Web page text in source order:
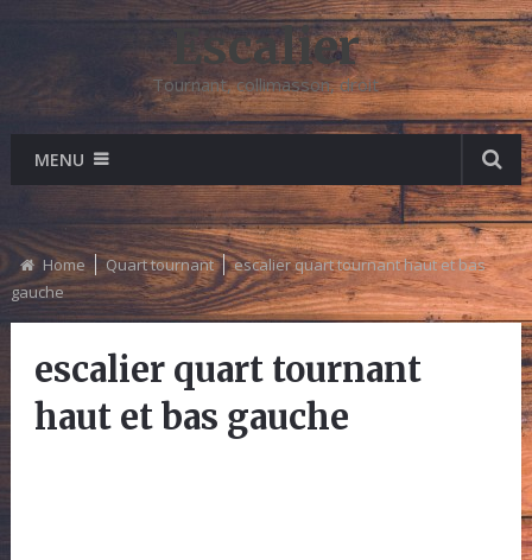
Escalier
Tournant, collimasson, droit
MENU
Home Quart tournant
escalier quart tournant haut et bas
gauche
escalier quart tournant
haut et bas gauche